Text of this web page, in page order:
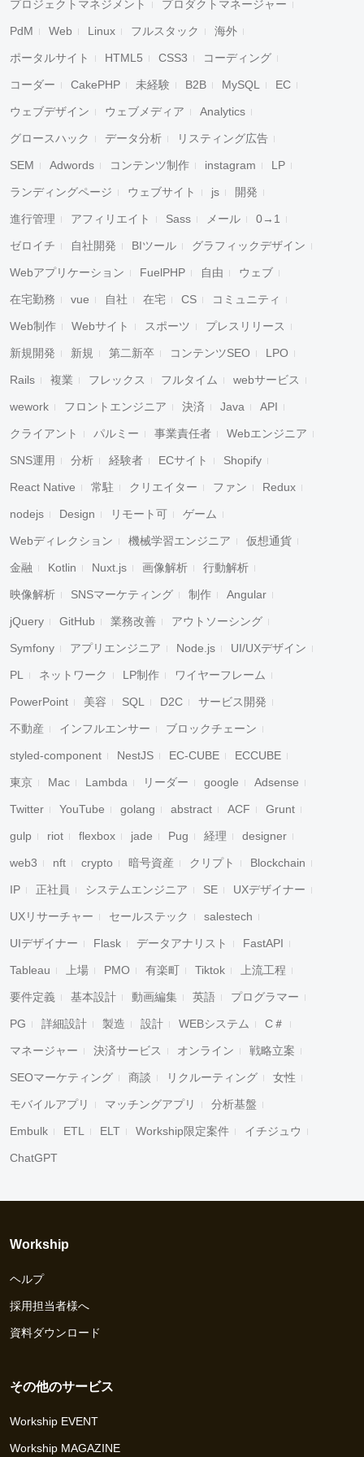
プロジェクトマネジメント プロダクトマネージャー
PdM Web Linux フルスタック 海外
ポータルサイト HTML5 CSS3 コーディング
コーダー CakePHP 未経験 B2B MySQL EC
ウェブデザイン ウェブメディア Analytics
グロースハック データ分析 リスティング広告
SEM Adwords コンテンツ制作 instagram LP
ランディングページ ウェブサイト js 開発
進行管理 アフィリエイト Sass メール 0→1
ゼロイチ 自社開発 BIツール グラフィックデザイン
Webアプリケーション FuelPHP 自由 ウェブ
在宅勤務 vue 自社 在宅 CS コミュニティ
Web制作 Webサイト スポーツ プレスリリース
新規開発 新規 第二新卒 コンテンツSEO LPO
Rails 複業 フレックス フルタイム webサービス
wework フロントエンジニア 決済 Java API
クライアント パルミー 事業責任者 Webエンジニア
SNS運用 分析 経験者 ECサイト Shopify
React Native 常駐 クリエイター ファン Redux
nodejs Design リモート可 ゲーム
Webディレクション 機械学習エンジニア 仮想通貨
金融 Kotlin Nuxt.js 画像解析 行動解析
映像解析 SNSマーケティング 制作 Angular
jQuery GitHub 業務改善 アウトソーシング
Symfony アプリエンジニア Node.js UI/UXデザイン
PL ネットワーク LP制作 ワイヤーフレーム
PowerPoint 美容 SQL D2C サービス開発
不動産 インフルエンサー ブロックチェーン
styled-component NestJS EC-CUBE ECCUBE
東京 Mac Lambda リーダー google Adsense
Twitter YouTube golang abstract ACF Grunt
gulp riot flexbox jade Pug 経理 designer
web3 nft crypto 暗号資産 クリプト Blockchain
IP 正社員 システムエンジニア SE UXデザイナー
UXリサーチャー セールステック salestech
UIデザイナー Flask データアナリスト FastAPI
Tableau 上場 PMO 有楽町 Tiktok 上流工程
要件定義 基本設計 動画編集 英語 プログラマー
PG 詳細設計 製造 設計 WEBシステム C＃
マネージャー 決済サービス オンライン 戦略立案
SEOマーケティング 商談 リクルーティング 女性
モバイルアプリ マッチングアプリ 分析基盤
Embulk ETL ELT Workship限定案件 イチジュウ
ChatGPT
Workship
ヘルプ
採用担当者様へ
資料ダウンロード
その他のサービス
Workship EVENT
Workship MAGAZINE